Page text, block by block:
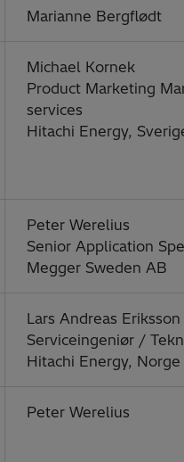
Marianne Bergflødt
Michael Kornek
Product Marketing
services
Hitachi Energy,
Peter Werelius
Senior Application
Megger Sweden AB
Lars Andreas Eriksson
Serviceingeniør /
Hitachi Energy, Norge
Peter Werelius